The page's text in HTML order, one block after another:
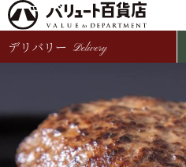
デリバリー Delivery